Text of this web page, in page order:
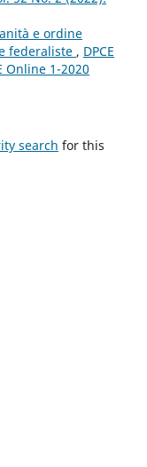
e ordine
federaliste , DPCE
Online 1-2020
search for this